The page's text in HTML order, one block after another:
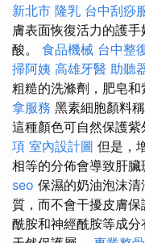
新北市 隆乳 台中刮痧
膚表面恢復活力的護
酸。 食品機械 台中整
掃阿姨 高雄牙醫 助聽
粗糙的洗滌劑，肥皂和
拿服務 黑素細胞顏料
這種顏色可自然保護紫
項 室內設計圖 但是，
相等的分佈會導致肝臟
seo 保濕的奶油泡沫
質，而不會干擾皮膚
酰胺和神經酰胺等成